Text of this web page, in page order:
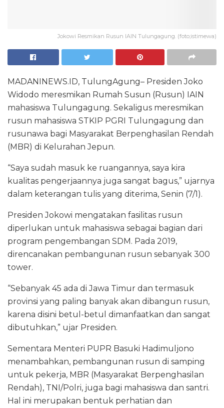
Jokowi Resmikan Rusun IAIN Tulungagung. (foto;istimewa)
MADANINEWS.ID, TulungAgung– Presiden Joko
Widodo meresmikan Rumah Susun (Rusun) IAIN
mahasiswa Tulungagung. Sekaligus meresmikan
rusun mahasiswa STKIP PGRI Tulungagung dan
rusunawa bagi Masyarakat Berpenghasilan Rendah
(MBR) di Kelurahan Jepun.
“Saya sudah masuk ke ruangannya, saya kira
kualitas pengerjaannya juga sangat bagus,” ujarnya
dalam keterangan tulis yang diterima, Senin (7/1).
Presiden Jokowi mengatakan fasilitas rusun
diperlukan untuk mahasiswa sebagai bagian dari
program pengembangan SDM. Pada 2019,
direncanakan pembangunan rusun sebanyak 300
tower.
“Sebanyak 45 ada di Jawa Timur dan termasuk
provinsi yang paling banyak akan dibangun rusun,
karena disini betul-betul dimanfaatkan dan sangat
dibutuhkan,” ujar Presiden.
Sementara Menteri PUPR Basuki Hadimuljono
menambahkan, pembangunan rusun di samping
untuk pekerja, MBR (Masyarakat Berpenghasilan
Rendah), TNI/Polri, juga bagi mahasiswa dan santri.
Hal ini merupakan bentuk perhatian dan